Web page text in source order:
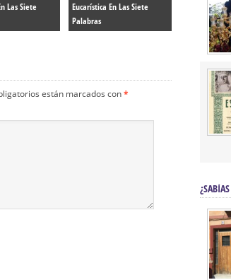
Las Siete
Eucarística En Las Siete
Palabras
están marcados con*